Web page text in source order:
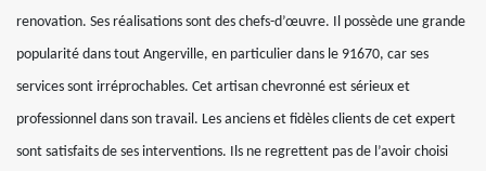
renovation. Ses réalisations sont des chefs-d’œuvre. Il possède une grande
popularité dans tout Angerville, en particulier dans le 91670, car ses
services sont irréprochables. Cet artisan chevronné est sérieux et
professionnel dans son travail. Les anciens et fidèles clients de cet expert
sont satisfaits de ses interventions. Ils ne regrettent pas de l’avoir choisi